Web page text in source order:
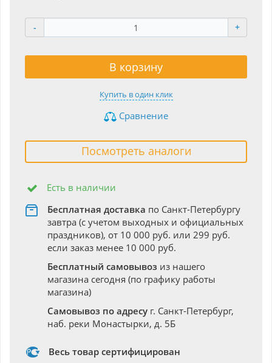
- +
В корзину
Купить в один клик
Сравнение
Посмотреть аналоги
Есть в наличии
Бесплатная доставка по Санкт-Петербургу
завтра (с учетом выходных и официальных
праздников), от 10 000 руб. или 299 руб.
если заказ менее 10 000 руб.
Бесплатный самовывоз из нашего
магазина сегодня (по графику работы
магазина)
Самовывоз по адресу г. Санкт-Петербург,
наб. реки Монастырки, д. 5Б
Весь товар сертифицирован